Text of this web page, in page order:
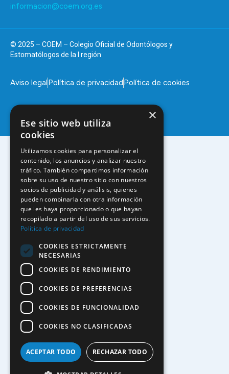
informacion@coem.org.es
© 2025 – COEM – Colegio Oficial de Odontólogos y
Estomatólogos de la I región
Aviso legalPolítica de privacidadPolítica de cookies
×
Ese sitio web utiliza
cookies
Utilizamos cookies para personalizar el
contenido, los anuncios y analizar nuestro
tráfico. También compartimos información
sobre su uso de nuestro sitio con nuestros
socios de publicidad y análisis, quienes
pueden combinarla con otra información
que les haya proporcionado o que hayan
recopilado a partir del uso de sus servicios.
Política de privacidad
COOKIES ESTRICTAMENTE
NECESARIAS
COOKIES DE RENDIMIENTO
COOKIES DE PREFERENCIAS
COOKIES DE FUNCIONALIDAD
COOKIES NO CLASIFICADAS
ACEPTAR TODO RECHAZAR TODO